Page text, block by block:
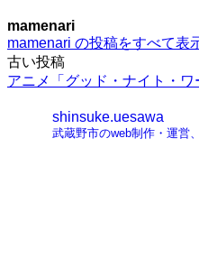
mamenari
mamenari の投稿をすべて表
投
稿
古い投稿
アニメ「グッド・ナイト・ワ
shinsuke.uesawa
武蔵野市のweb制作・運営